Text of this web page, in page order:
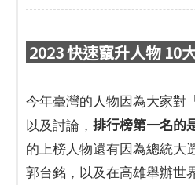
2023 快速竄升人物 10
今年臺灣的人物因為大家對
以及討論， 排行榜第一名的
的上榜人物還有因為總統大
郭台銘，以及在高雄舉辦世